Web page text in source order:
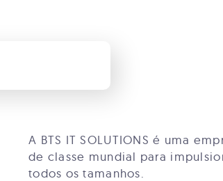
A BTS IT SOLUTIONS é uma
de classe mundial para
todos os tamanhos.